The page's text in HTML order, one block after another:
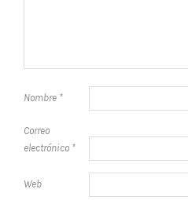
Nombre *
Correo
electrónico *
Web